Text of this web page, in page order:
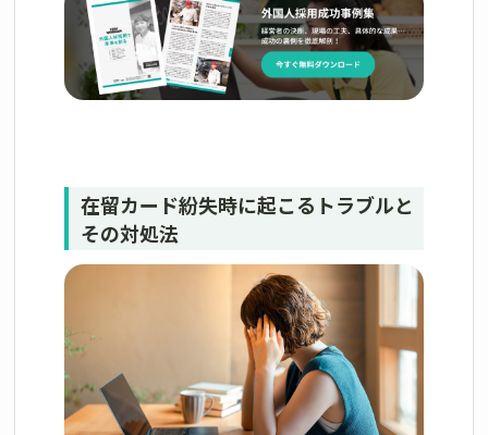
在留カード紛失時に起こるトラブルと
その対処法